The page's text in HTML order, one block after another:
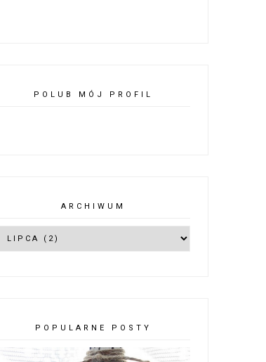
POLUB MÓJ PROFIL
ARCHIWUM
POPULARNE POSTY